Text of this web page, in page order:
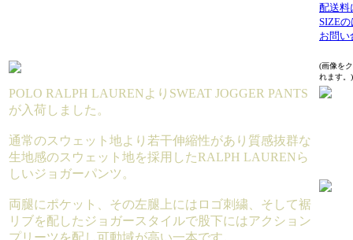
配送料
SIZE
お問い
(画像を
れます。)
POLO RALPH LAURENよりSWEAT JOGGER PANTS
が入荷しました。
通常のスウェット地より若干伸縮性があり質感抜群な
生地感のスウェット地を採用したRALPH LAURENら
しいジョガーパンツ。
両腿にポケット、その左腿上にはロゴ刺繍、そして裾
リブを配したジョガースタイルで股下にはアクション
プリーツを配し可動域が高い一本です。